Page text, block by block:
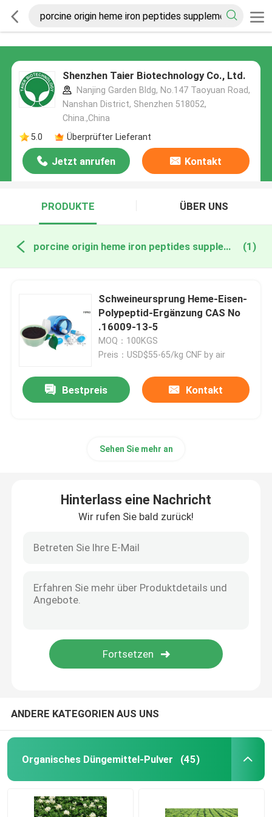
Shenzhen Taier Biotechnology Co., Ltd.
Nanjing Garden Bldg, No.147 Taoyuan Road,
Nanshan District, Shenzhen 518052,
China.,China
5.0
Überprüfter Lieferant
Jetzt anrufen Kontakt
PRODUKTE ÜBER UNS
porcine origin heme iron peptides supplement online manufacture (1)
Schweineursprung Heme-Eisen-
Polypeptid-Ergänzung CAS No
.16009-13-5
MOQ：100KGS
Preis：USD$55-65/kg CNF by air
Bestpreis Kontakt
Sehen Sie mehr an
Hinterlass eine Nachricht
Wir rufen Sie bald zurück!
ANDERE KATEGORIEN AUS UNS
Organisches Düngemittel-Pulver (45)